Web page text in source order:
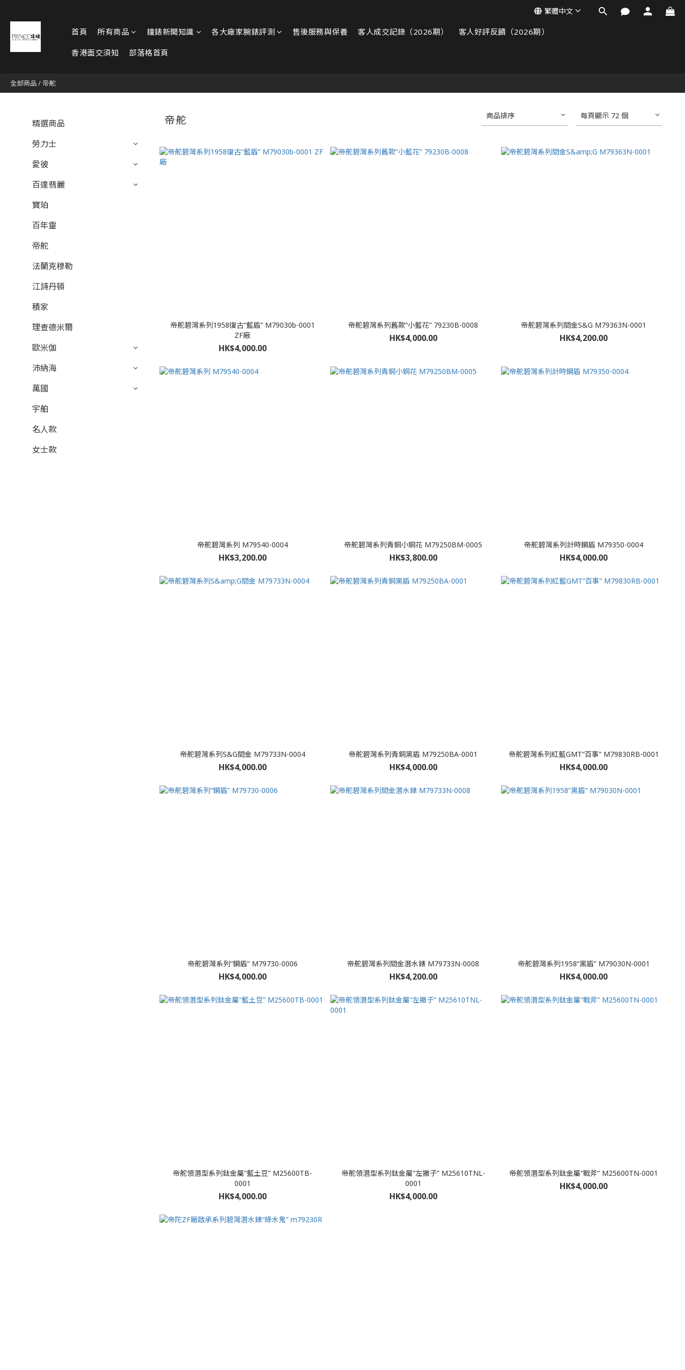
首頁 所有商品 鐘錶新聞知識 各大廠家腕錶評測 售後服務與保養 客人成交記錄（2026期） 客人好評反饋（2026期）
香港面交須知 部落格首頁
繁體中文
全部商品/ 帝舵
精選商品
勞力士
愛彼
百達翡麗
寶珀
百年靈
帝舵
法蘭克穆勒
江詩丹頓
積家
理查德米爾
歐米伽
沛納海
萬國
宇舶
名人款
女士款
帝舵 商品排序 每頁顯示 72 個
帝舵碧灣系列1958復古“藍盾” M79030b-0001
ZF廠
HK$4,000.00
帝舵碧灣系列舊款“小藍花” 79230B-0008
HK$4,000.00
帝舵碧灣系列間金S&G M79363N-0001
HK$4,200.00
帝舵碧灣系列 M79540-0004
HK$3,200.00
帝舵碧灣系列青銅小銅花 M79250BM-0005
HK$3,800.00
帝舵碧灣系列計時鋼盾 M79350-0004
HK$4,000.00
帝舵碧灣系列S&G間金 M79733N-0004
HK$4,000.00
帝舵碧灣系列青銅黑盾 M79250BA-0001
HK$4,000.00
帝舵碧灣系列紅藍GMT“百事” M79830RB-0001
HK$4,000.00
帝舵碧灣系列“鋼盾” M79730-0006
HK$4,000.00
帝舵碧灣系列間金潛水錶 M79733N-0008
HK$4,200.00
帝舵碧灣系列1958“黑盾” M79030N-0001
HK$4,000.00
帝舵領潛型系列鈦金屬“藍土豆” M25600TB-
0001
HK$4,000.00
帝舵領潛型系列鈦金屬“左撇子” M25610TNL-
0001
HK$4,000.00
帝舵領潛型系列鈦金屬“戰斧” M25600TN-0001
HK$4,000.00